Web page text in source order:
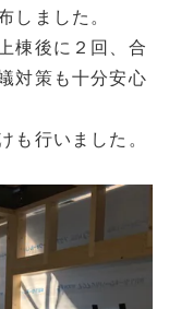
ました。
棟後に２回、合
対策も十分安心
も行いました。